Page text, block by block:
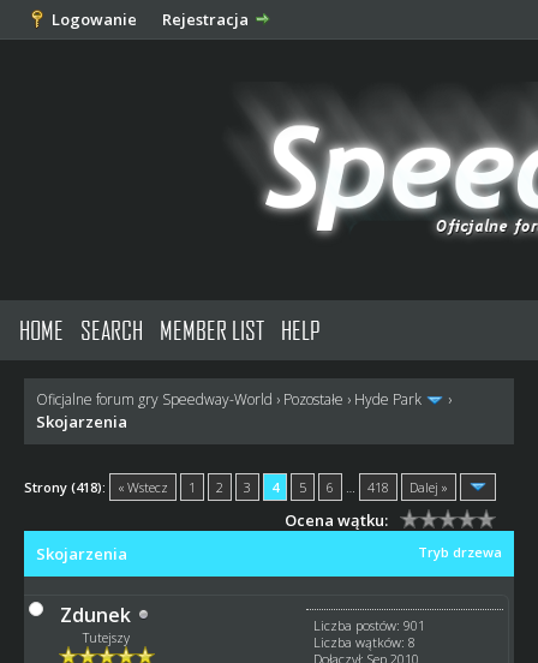
Logowanie Rejestracja
HOME SEARCH MEMBER LIST HELP
Oficjalne forum gry Speedway-World › Pozostałe › Hyde Park ›
Skojarzenia
Strony (418): « Wstecz 1 2 3 4 5 6 418 Dalej »
Ocena wątku:
Tryb drzewa
Skojarzenia
Zdunek
Tutejszy
Liczba postów: 901
Liczba wątków: 8
Dołączył: Sep 2010